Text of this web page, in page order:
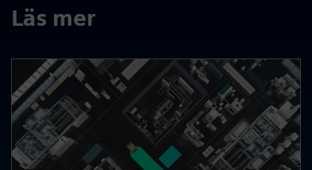
Läs mer